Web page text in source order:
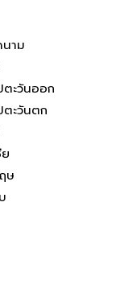
นาม
ตะวันออก
ตะวันตก
ษ